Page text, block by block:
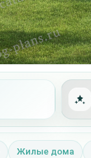
Жилые дома